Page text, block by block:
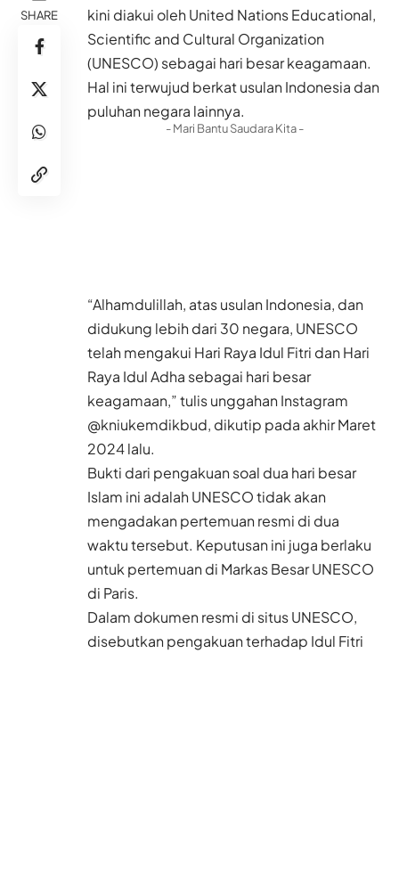
SHARE
kini diakui oleh United Nations Educational,
Scientific and Cultural Organization
(UNESCO) sebagai hari besar keagamaan.
Hal ini terwujud berkat usulan Indonesia dan
puluhan negara lainnya.
- Mari Bantu Saudara Kita -
“Alhamdulillah, atas usulan Indonesia, dan
didukung lebih dari 30 negara, UNESCO
telah mengakui Hari Raya Idul Fitri dan Hari
Raya Idul Adha sebagai hari besar
keagamaan,” tulis unggahan Instagram
@kniukemdikbud, dikutip pada akhir Maret
2024 lalu.
Bukti dari pengakuan soal dua hari besar
Islam ini adalah UNESCO tidak akan
mengadakan pertemuan resmi di dua
waktu tersebut. Keputusan ini juga berlaku
untuk pertemuan di Markas Besar UNESCO
di Paris.
Dalam dokumen resmi di situs UNESCO,
disebutkan pengakuan terhadap Idul Fitri